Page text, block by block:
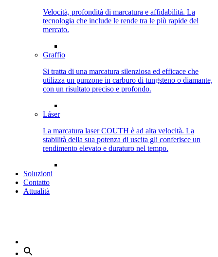
Velocità, profondità di marcatura e affidabilità. La
tecnologia che include le rende tra le più rapide del
mercato.
Graffio
Si tratta di una marcatura silenziosa ed efficace che
utilizza un punzone in carburo di tungsteno o diamante,
con un risultato preciso e profondo.
Láser
La marcatura laser COUTH è ad alta velocità. La
stabilità della sua potenza di uscita gli conferisce un
rendimento elevato e duraturo nel tempo.
Soluzioni
Contatto
Attualità